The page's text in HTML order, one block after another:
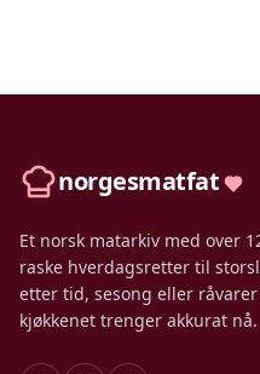
norgesmatfat
Et norsk matarkiv med over
raske hverdagsretter til
etter tid, sesong eller
kjøkkenet trenger akkurat nå.